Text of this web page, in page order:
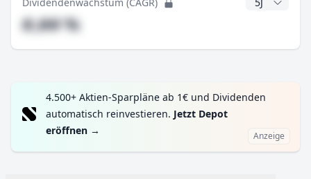
#,## %
4.500+ Aktien-Sparpläne ab 1€ und Dividenden
automatisch reinvestieren. Jetzt Depot
eröffnen → Anzeige